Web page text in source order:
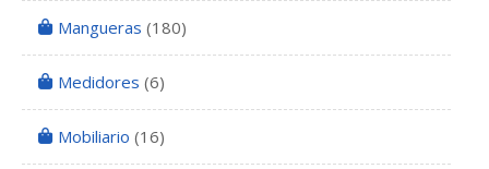
Mangueras (180)
Medidores (6)
Mobiliario (16)